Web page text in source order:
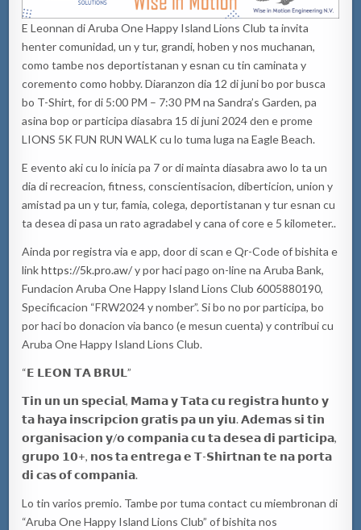
E Leonnan di Aruba One Happy Island Lions Club ta invita
henter comunidad, un y tur, grandi, hoben y nos muchanan,
como tambe nos deportistanan y esnan cu tin caminata y
coremento como hobby. Diaranzon dia 12 di juni bo por busca
bo T-Shirt, for di 5:00 PM – 7:30 PM na Sandra’s Garden, pa
asina bop or participa diasabra 15 di juni 2024 den e prome
LIONS 5K FUN RUN WALK cu lo tuma luga na Eagle Beach.
E evento aki cu lo inicia pa 7 or di mainta diasabra awo lo ta un
dia di recreacion, fitness, conscientisacion, diberticion, union y
amistad pa un y tur, famia, colega, deportistanan y tur esnan cu
ta desea di pasa un rato agradabel y cana of core e 5 kilometer..
Ainda por registra via e app, door di scan e Qr-Code of bishita e
linkhttps://5k.pro.aw/y por haci pago on-line na Aruba Bank,
Fundacion Aruba One Happy Island Lions Club 6005880190,
Specificacion “FRW2024 y nomber”. Si bo no por participa, bo
por haci bo donacion via banco (e mesun cuenta) y contribui cu
Aruba One Happy Island Lions Club.
“𝗘 𝗟𝗘𝗢𝗡 𝗧𝗔 𝗕𝗥𝗨𝗟”
𝗧𝗶𝗻 𝘂𝗻 𝘂𝗻 𝘀𝗽𝗲𝗰𝗶𝗮𝗹, 𝗠𝗮𝗺𝗮 𝘆 𝗧𝗮𝘁𝗮 𝗰𝘂 𝗿𝗲𝗴𝗶𝘀𝘁𝗿𝗮 𝗵𝘂𝗻𝘁𝗼 𝘆
𝘁𝗮 𝗵𝗮𝘆𝗮 𝗶𝗻𝘀𝗰𝗿𝗶𝗽𝗰𝗶𝗼𝗻 𝗴𝗿𝗮𝘁𝗶𝘀 𝗽𝗮 𝘂𝗻 𝘆𝗶𝘂. 𝗔𝗱𝗲𝗺𝗮𝘀 𝘀𝗶 𝘁𝗶𝗻
𝗼𝗿𝗴𝗮𝗻𝗶𝘀𝗮𝗰𝗶𝗼𝗻 𝘆/𝗼 𝗰𝗼𝗺𝗽𝗮𝗻𝗶𝗮 𝗰𝘂 𝘁𝗮 𝗱𝗲𝘀𝗲𝗮 𝗱𝗶 𝗽𝗮𝗿𝘁𝗶𝗰𝗶𝗽𝗮,
𝗴𝗿𝘂𝗽𝗼 𝟭𝟬+, 𝗻𝗼𝘀 𝘁𝗮 𝗲𝗻𝘁𝗿𝗲𝗴𝗮 𝗲 𝗧-𝗦𝗵𝗶𝗿𝘁𝗻𝗮𝗻 𝘁𝗲 𝗻𝗮 𝗽𝗼𝗿𝘁𝗮
𝗱𝗶 𝗰𝗮𝘀 𝗼𝗳 𝗰𝗼𝗺𝗽𝗮𝗻𝗶𝗮.
Lo tin varios premio. Tambe por tuma contact cu miembronan di
“Aruba One Happy Island Lions Club” of bishita nos